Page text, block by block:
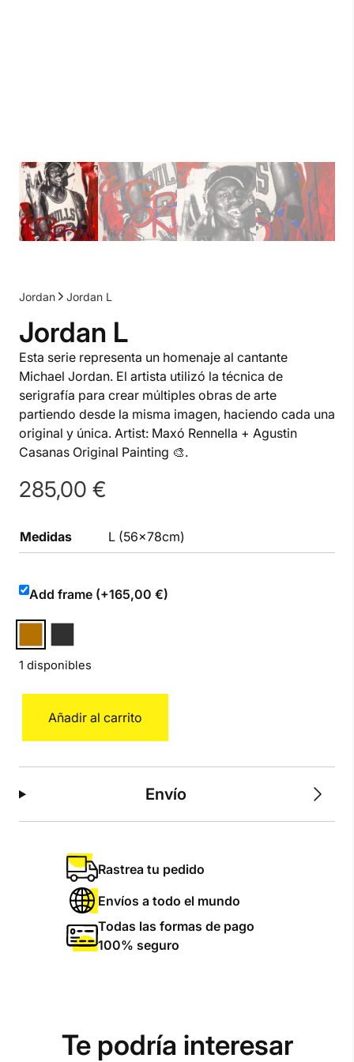
Jordan Jordan L
Jordan L
Esta serie representa un homenaje al cantante
Michael Jordan. El artista utilizó la técnica de
serigrafía para crear múltiples obras de arte
partiendo desde la misma imagen, haciendo cada una
original y única. Artist: Maxó Rennella + Agustin
Casanas Original Painting 🎨.
285,00 €
Medidas L (56x78cm)
Add frame (+165,00 €)
1 disponibles
cantidad
Añadir al carrito
Envío
Rastrea tu pedido
Envíos a todo el mundo
Todas las formas de pago
100% seguro
Te podría interesar